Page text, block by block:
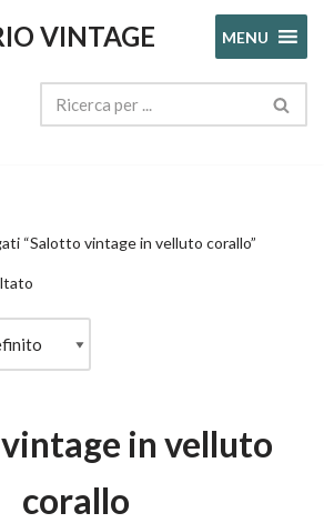
VINTAGE MENU
“Salotto vintage in velluto corallo”
in velluto
corallo